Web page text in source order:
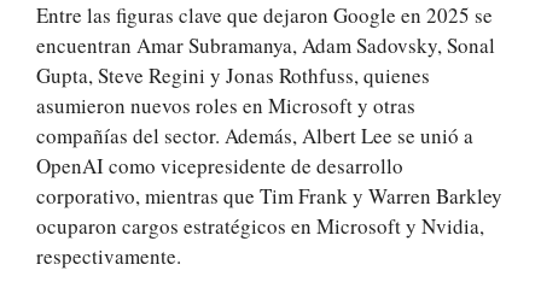
Entre las figuras clave que dejaron Google en 2025 se
encuentran Amar Subramanya, Adam Sadovsky, Sonal
Gupta, Steve Regini y Jonas Rothfuss, quienes
asumieron nuevos roles en Microsoft y otras
compañías del sector. Además, Albert Lee se unió a
OpenAI como vicepresidente de desarrollo
corporativo, mientras que Tim Frank y Warren Barkley
ocuparon cargos estratégicos en Microsoft y Nvidia,
respectivamente.